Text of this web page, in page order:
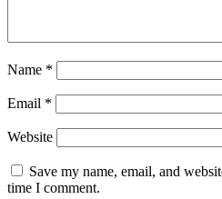
Name *
Email *
Website
Save my name, email, and
time I comment.